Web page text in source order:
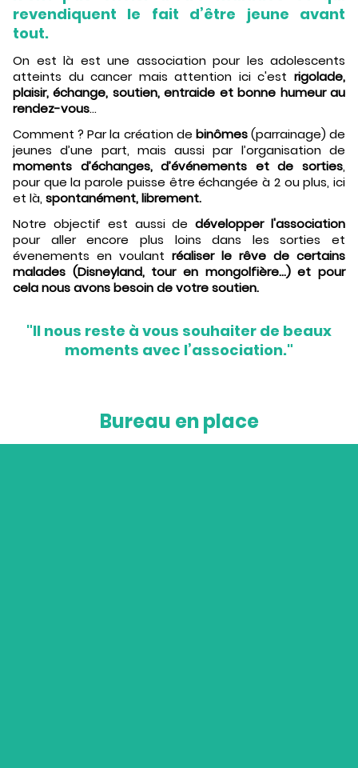
revendiquent le fait d’être jeune avant
tout.
On est là est une association pour les adolescents
atteints du cancer mais attention ici c'est rigolade,
plaisir, échange, soutien, entraide et bonne humeur au
rendez-vous...
Comment ? Par la création de binômes(parrainage) de
jeunes d’une part, mais aussi par l’organisation de
moments d’échanges, d’événements et de sorties,
pour que la parole puisse être échangée à 2 ou plus, ici
et là, spontanément, librement.
Notre objectif est aussi dedévelopper l'association
pour aller encore plus loins dans les sorties et
évenements en voulant réaliser le rêve de certains
malades (Disneyland, tour en mongolfière...) et pour
cela nous avons besoin de votre soutien.
"Il nous reste à vous souhaiter de beaux
moments avec l’association."
Bureau en place